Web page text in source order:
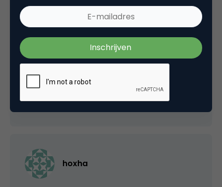
(absoluut niet allen) die dit wel hebben
gedaan hebben daardoor behoorlijk goed
daar te zijn. Wij komen echter graag op je
feestje als je een bloggie wint 😉 Soekses
mannuh
31 januari 2007 om 08:38
hoxha